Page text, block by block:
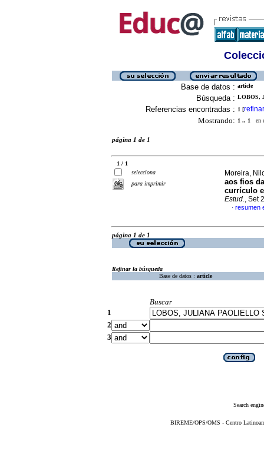
Base de datos : article
Búsqueda : LOBOS,
Referencias encontradas : 1 [refinar
Mostrando: 1 .. 1 en
página 1 de 1
1 / 1
selecciona
para imprimir
Moreira,
aos fios
currículo
Estud., Set
· resumen
página 1 de 1
Refinar la búsqueda
Base de datos : article
Buscar
1
2
3
Search
BIREME/OPS/OMS - Centro